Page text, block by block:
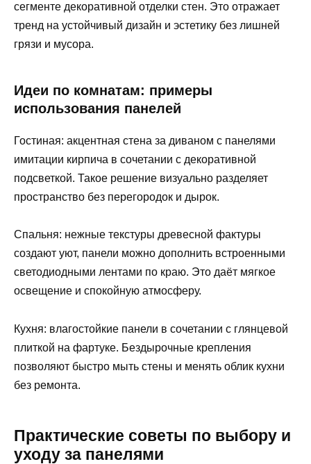
сегменте декоративной отделки стен. Это отражает
тренд на устойчивый дизайн и эстетику без лишней
грязи и мусора.
Идеи по комнатам: примеры
использования панелей
Гостиная: акцентная стена за диваном с панелями
имитации кирпича в сочетании с декоративной
подсветкой. Такое решение визуально разделяет
пространство без перегородок и дырок.
Спальня: нежные текстуры древесной фактуры
создают уют, панели можно дополнить встроенными
светодиодными лентами по краю. Это даёт мягкое
освещение и спокойную атмосферу.
Кухня: влагостойкие панели в сочетании с глянцевой
плиткой на фартуке. Бездырочные крепления
позволяют быстро мыть стены и менять облик кухни
без ремонта.
Практические советы по выбору и
уходу за панелями